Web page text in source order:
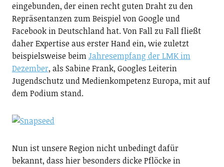
eingebunden, der einen recht guten Draht zu den
Repräsentanzen zum Beispiel von Google und
Facebook in Deutschland hat. Von Fall zu Fall fließt
daher Expertise aus erster Hand ein, wie zuletzt
beispielsweise beimJahresempfang der LMK im
Dezember, als Sabine Frank, Googles Leiterin
Jugendschutz und Medienkompetenz Europa, mit auf
dem Podium stand.
Nun ist unsere Region nicht unbedingt dafür
bekannt, dass hier besonders dicke Pflöcke in